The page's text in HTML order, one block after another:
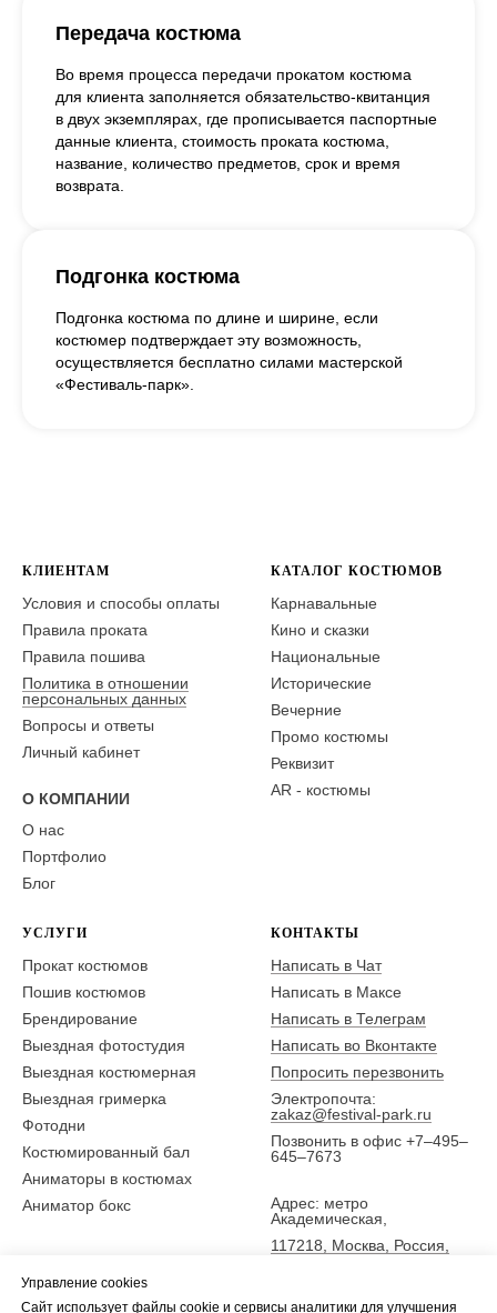
Передача костюма
Во время процесса передачи прокатом костюма
для клиента заполняется обязательство-квитанция
в двух экземплярах, где прописывается паспортные
данные клиента, стоимость проката костюма,
название, количество предметов, срок и время
возврата.
Подгонка костюма
Подгонка костюма по длине и ширине, если
костюмер подтверждает эту возможность,
осуществляется бесплатно силами мастерской
«Фестиваль-парк».
КЛИЕНТАМ
Условия и способы оплаты
Правила проката
Правила пошива
Политика в отношении
персональных данных
Вопросы и ответы
Личный кабинет
О КОМПАНИИ
О нас
Портфолио
Блог
КАТАЛОГ КОСТЮМОВ
Карнавальные
Кино и сказки
Национальные
Исторические
Вечерние
Промо костюмы
Реквизит
AR - костюмы
УСЛУГИ
Прокат костюмов
Пошив костюмов
Брендирование
Выездная фотостудия
Выездная костюмерная
Выездная гримерка
Фотодни
Костюмированный бал
Аниматоры в костюмах
Аниматор бокс
КОНТАКТЫ
Написать в Чат
Написать в Максе
Написать в Телеграм
Написать во Вконтакте
Попросить перезвонить
Электропочта:
zakaz@festival-park.ru
Позвонить в офис +7–495–
645–7673
Адрес: метро
Академическая,
117218, Москва, Россия,
Управление cookies
Сайт использует файлы cookie и сервисы аналитики для улучшения